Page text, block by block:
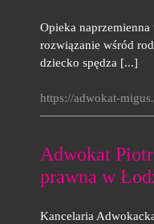
Opieka
rozwiązanie wśród
dziecko spędza [...]
https://adwokat-
Adwokat
prawna w
Kancelaria